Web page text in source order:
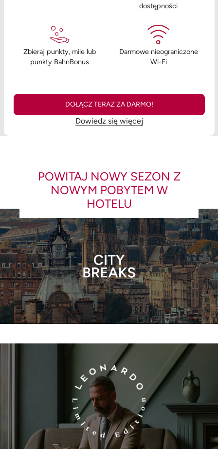
dostępności
Zbieraj punkty, mile lub
punkty BahnBonus
Darmowe nieograniczone
Wi-Fi
DOŁĄCZ TERAZ ZA DARMO!
Dowiedz się więcej
POWITAJ NOWY SEZON Z
NOWYM POBYTEM W
HOTELU